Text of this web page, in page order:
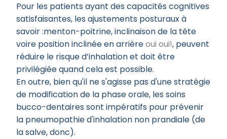
Pour les patients ayant des capacités cognitives
satisfaisantes, les ajustements posturaux à
savoir :menton-poitrine, inclinaison de la tête
voire position inclinée en arrièreoui oui!, peuvent
réduire le risque d’inhalation et doit être
privilégiée quand cela est possible.
En outre, bien qu'il ne s'agisse pas d'une stratégie
de modification de la phase orale, les soins
bucco-dentaires sont impératifs pour prévenir
la pneumopathie d'inhalation non prandiale (de
la salve, donc).